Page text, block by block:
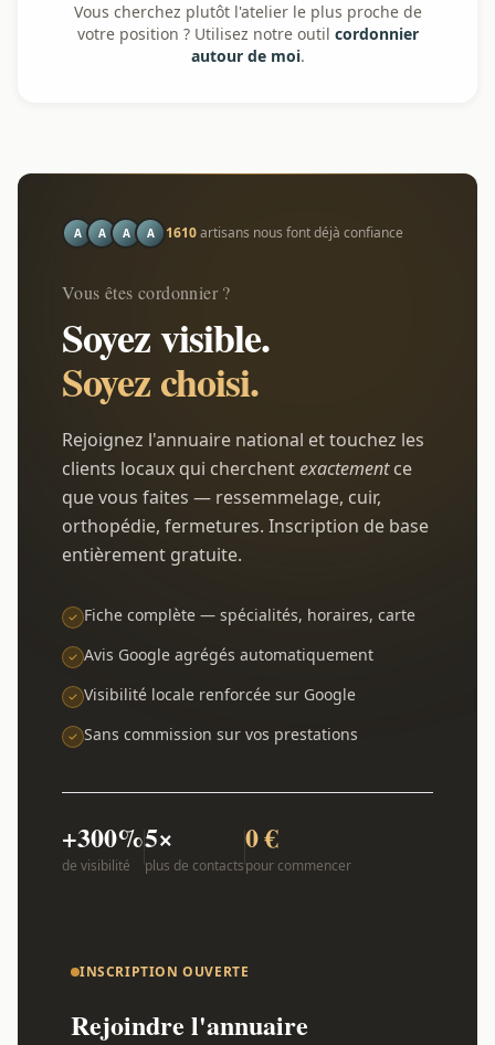
Vous cherchez plutôt l'atelier le plus proche de
votre position ? Utilisez notre outil cordonnier
autour de moi.
A A A A 1610artisans nous font déjà confiance
Vous êtes cordonnier ?
Soyez visible.
Soyez choisi.
Rejoignez l'annuaire national et touchez les
clients locaux qui cherchentexactementce
que vous faites — ressemmelage, cuir,
orthopédie, fermetures. Inscription de base
entièrement gratuite.
Fiche complète — spécialités, horaires, carte
Avis Google agrégés automatiquement
Visibilité locale renforcée sur Google
Sans commission sur vos prestations
+300%
de visibilité
5×
plus de contacts
0 €
pour commencer
INSCRIPTION OUVERTE
Rejoindre l'annuaire